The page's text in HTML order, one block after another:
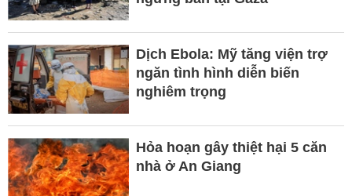
Dịch Ebola: Mỹ tăng viện trợ
ngăn tình hình diễn biến
nghiêm trọng
Hỏa hoạn gây thiệt hại 5 căn
nhà ở An Giang